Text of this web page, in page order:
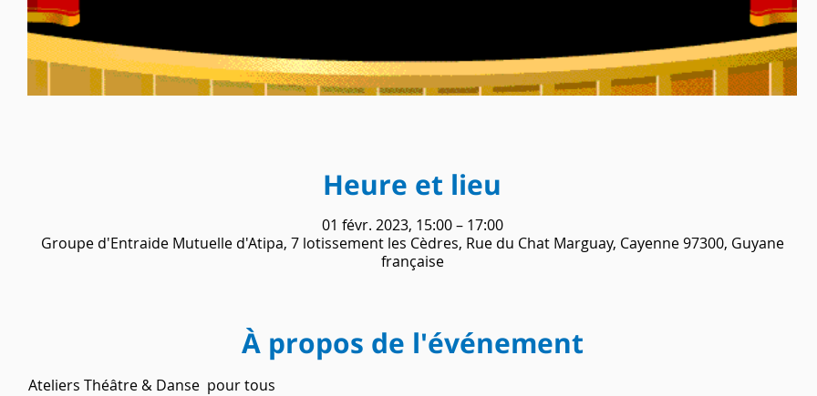
Heure et lieu
01 févr. 2023, 15:00 – 17:00
Groupe d'Entraide Mutuelle d'Atipa, 7 lotissement les Cèdres, Rue du Chat Marguay, Cayenne 97300, Guyane
française
À propos de l'événement
Ateliers Théâtre & Danse  pour tous